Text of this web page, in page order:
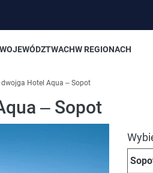
W REGIONACH
Hotel Aqua – Sopot
– Sopot